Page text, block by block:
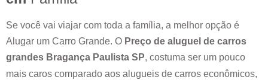
Se você vai viajar com toda a família, a melhor opção é
Alugar um Carro Grande. O Preço de aluguel de carros
grandes Bragança Paulista SP, costuma ser um pouco
mais caros comparado aos alugueis de carros econômicos,